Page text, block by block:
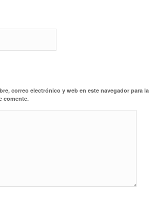
correo electrónico y web en este navegador para la
comente.